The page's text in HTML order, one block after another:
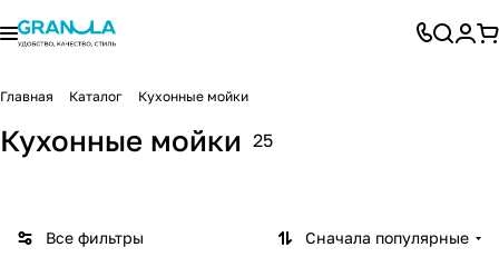
Главная Каталог Кухонные мойки
Кухонные мойки 25
Space
Granula
Все фильтры Сначала популярные